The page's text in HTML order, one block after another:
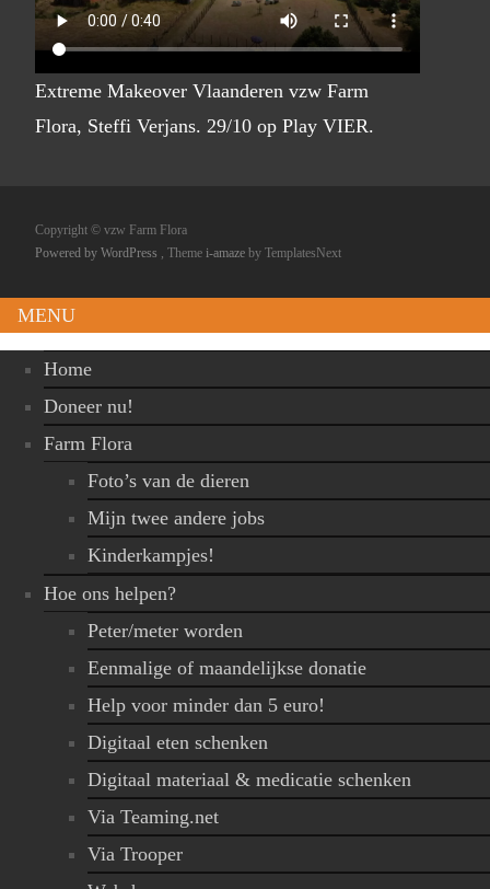
Extreme Makeover Vlaanderen vzw Farm
Flora, Steffi Verjans. 29/10 op Play VIER.
Copyright © vzw Farm Flora
Powered by WordPress , Theme i-amaze by TemplatesNext
MENU
Home
Doneer nu!
Farm Flora
Foto’s van de dieren
Mijn twee andere jobs
Kinderkampjes!
Hoe ons helpen?
Peter/meter worden
Eenmalige of maandelijkse donatie
Help voor minder dan 5 euro!
Digitaal eten schenken
Digitaal materiaal & medicatie schenken
Via Teaming.net
Via Trooper